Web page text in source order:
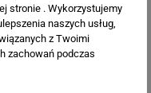
stronie . Wykorzystujemy
naszych usług,
z Twoimi
zachowań podczas